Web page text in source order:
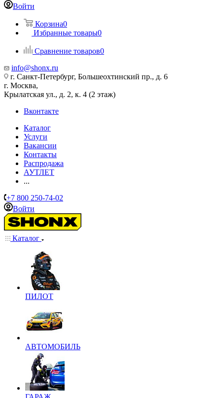
Войти
Корзина0
Избранные товары0
Сравнение товаров0
info@shonx.ru
г. Санкт-Петербург, Большеохтинский пр., д. 6
г. Москва,
Крылатская ул., д. 2, к. 4 (2 этаж)
Вконтакте
Каталог
Услуги
Вакансии
Контакты
Распродажа
АУТЛЕТ
...
+7 800 250-74-02
Войти
Каталог
ПИЛОТ
АВТОМОБИЛЬ